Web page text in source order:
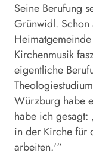
Seine Berufung
Grünwidl.
Kirchenmusik
eigentliche
Würzburg habe
habe ich gesagt:
in der Kirche für
arbeiten.'“